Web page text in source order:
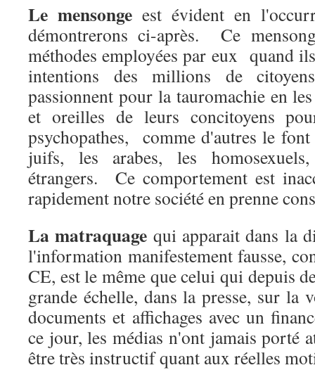
Le mensonge est évident en
démontrerons ci-après. Ce
méthodes employées par eux quand
intentions des millions de
passionnent pour la tauromachie en
et oreilles de leurs concitoyens
psychopathes, comme d'autres le
juifs, les arabes, les
étrangers. Ce comportement est
rapidement notre société en prenne
La matraquage qui apparait dans la
l'information manifestement fausse,
CE, est le même que celui qui depuis
grande échelle, dans la presse, sur la
documents et affichages avec un
ce jour, les médias n'ont jamais porté
être très instructif quant aux réelles